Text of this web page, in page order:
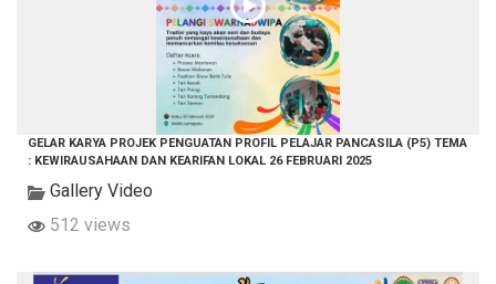
GELAR KARYA PROJEK PENGUATAN PROFIL PELAJAR PANCASILA (P5) TEMA
: KEWIRAUSAHAAN DAN KEARIFAN LOKAL 26 FEBRUARI 2025
Gallery Video
512 views